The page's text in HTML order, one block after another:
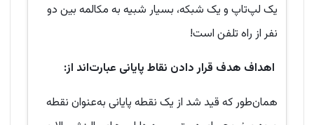
یک لپ‌تاپ و یک شبکه، بسیار شبیه به مکالمه بین دو
نفر از راه تلفن است!
اهداف هدف قرار دادن نقاط پایانی عبارت‌اند از:
همان‌طور که قید شد از یک نقطه پایانی به‌عنوان نقطه